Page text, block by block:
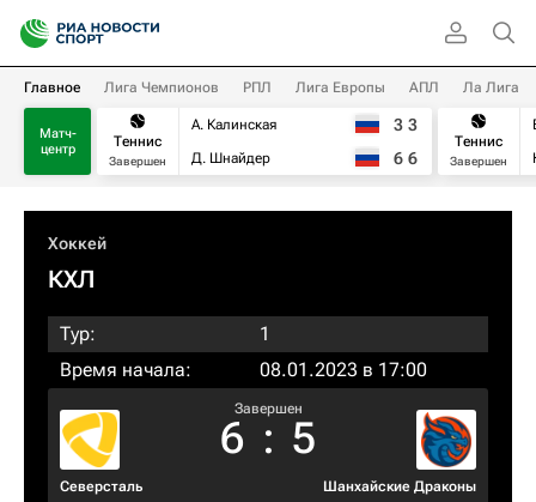
Главное Лига Чемпионов РПЛ Лига Европы АПЛ Ла Лига
Матч-
центр
Теннис
Завершен
А. Калинская
Д. Шнайдер
3 3
6 6
Теннис
Завершен
Хоккей
КХЛ
Тур:
1
Время начала:
08.01.2023 в 17:00
Северсталь
Завершен
6 : 5
Шанхайские Драконы